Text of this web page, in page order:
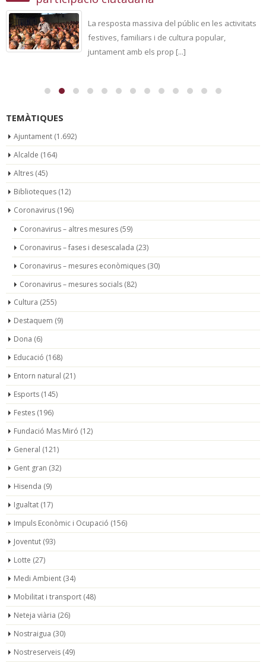
La resposta massiva del públic en les activitats
festives, familiars i de cultura popular,
juntament amb els prop [...]
TEMÀTIQUES
Ajuntament (1.692)
Alcalde (164)
Altres (45)
Biblioteques (12)
Coronavirus (196)
Coronavirus – altres mesures (59)
Coronavirus – fases i desescalada (23)
Coronavirus – mesures econòmiques (30)
Coronavirus – mesures socials (82)
Cultura (255)
Destaquem (9)
Dona (6)
Educació (168)
Entorn natural (21)
Esports (145)
Festes (196)
Fundació Mas Miró (12)
General (121)
Gent gran (32)
Hisenda (9)
Igualtat (17)
Impuls Econòmic i Ocupació (156)
Joventut (93)
Lotte (27)
Medi Ambient (34)
Mobilitat i transport (48)
Neteja viària (26)
Nostraigua (30)
Nostreserveis (49)